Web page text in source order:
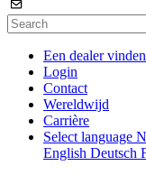
Een dealer vinden
Login
Contact
Wereldwijd
Carrière
Select language
English Deutsch